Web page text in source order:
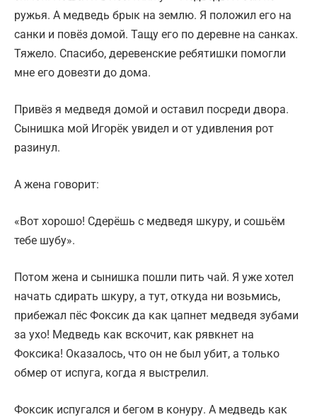
ружья. А медведь брык на землю. Я положил его на
санки и повёз домой. Тащу его по деревне на санках.
Тяжело. Спасибо, деревенские ребятишки помогли
мне его довезти до дома.
Привёз я медведя домой и оставил посреди двора.
Сынишка мой Игорёк увидел и от удивления рот
разинул.
А жена говорит:
«Вот хорошо! Сдерёшь с медведя шкуру, и сошьём
тебе шубу».
Потом жена и сынишка пошли пить чай. Я уже хотел
начать сдирать шкуру, а тут, откуда ни возьмись,
прибежал пёс Фоксик да как цапнет медведя зубами
за ухо! Медведь как вскочит, как рявкнет на
Фоксика! Оказалось, что он не был убит, а только
обмер от испуга, когда я выстрелил.
Фоксик испугался и бегом в конуру. А медведь как